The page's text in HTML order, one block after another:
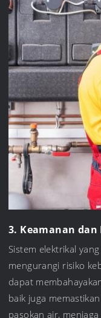
3. Keamanan dan
Sistem elektrikal
mengurangi risiko
dapat
baik juga
pasokan air,